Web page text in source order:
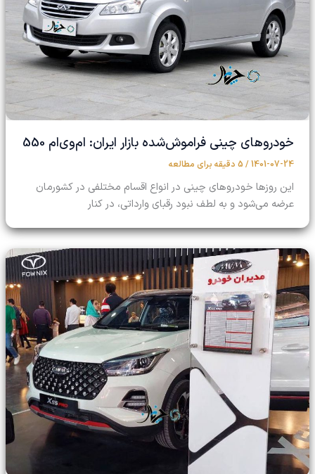
خودروهای چینی فراموش‌شده بازار ایران: ام‌وی‌ام 550
1401-07-24
/ 5 دقیقه برای مطالعه
این روزها خودروهای چینی در انواع اقسام مختلفی در کشورمان
عرضه می‌شود و به لطف نبود رقبای وارداتی، در کنار